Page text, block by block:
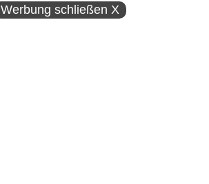
Werbung schließen X